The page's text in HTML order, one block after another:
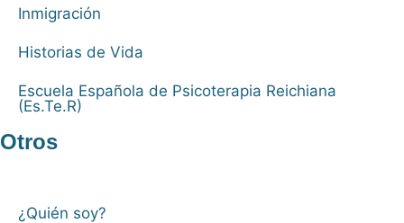
Inmigración
Historias de Vida
Escuela Española de Psicoterapia Reichiana
(Es.Te.R)
Otros
¿Quién soy?